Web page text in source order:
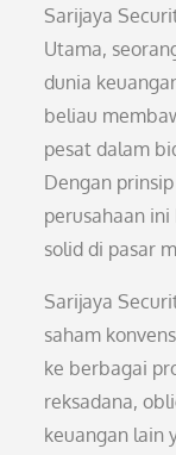
Sarijaya
Utama,
dunia
beliau
pesat dalam
Dengan
perusahaan
solid di pasar
Sarijaya
saham
ke berbagai
reksadana,
keuangan lain